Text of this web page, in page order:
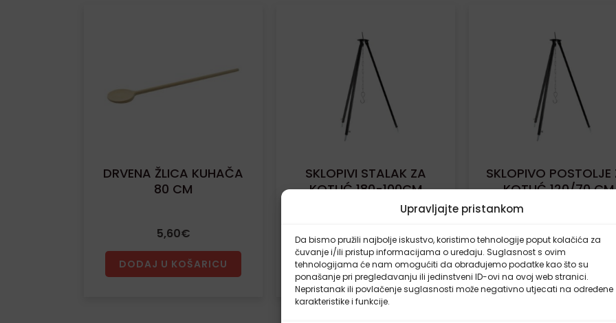
Upravljajte pristankom
Da bismo pružili najbolje iskustvo, koristimo tehnologije poput kolačića za
čuvanje i/ili pristup informacijama o uređaju. Suglasnost s ovim
tehnologijama će nam omogućiti da obrađujemo podatke kao što su
ponašanje pri pregledavanju ili jedinstveni ID-ovi na ovoj web stranici.
Nepristanak ili povlačenje suglasnosti može negativno utjecati na određene
karakteristike i funkcije.
DRVENA ŽLICA KUHAČA
80 CM
5,60€
DODAJ U KOŠARICU
SKLOPIVI STALAK ZA
KOTLIĆ 180-100CM
28,00€
DODAJ U KOŠARICU
SKLOPIVO POSTOLJE
KOTLIĆ 120/70 CM
20,00 €
DODAJ U KOŠARICU